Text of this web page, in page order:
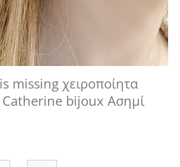
missing χειροποίητα
Catherine bijoux Ασημί